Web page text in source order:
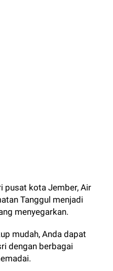
pusat kota Jember, Air
Tanggul menjadi
menyegarkan.
mudah, Anda dapat
dengan berbagai